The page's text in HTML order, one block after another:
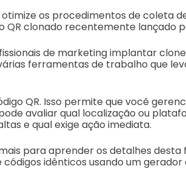
os procedimentos de coleta
clonado recentemente lançado
de marketing implantar
ferramentas de trabalho que
QR. Isso permite que você
avaliar qual localização ou
e qual exige ação imediata.
para aprender os detalhes
idênticos usando um gerador